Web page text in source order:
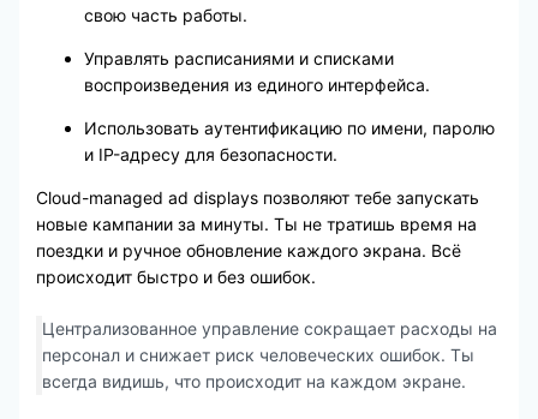
свою часть работы.
Управлять расписаниями и списками
воспроизведения из единого интерфейса.
Использовать аутентификацию по имени, паролю
и IP-адресу для безопасности.
Cloud-managed ad displays позволяют тебе запускать
новые кампании за минуты. Ты не тратишь время на
поездки и ручное обновление каждого экрана. Всё
происходит быстро и без ошибок.
Централизованное управление сокращает расходы на
персонал и снижает риск человеческих ошибок. Ты
всегда видишь, что происходит на каждом экране.